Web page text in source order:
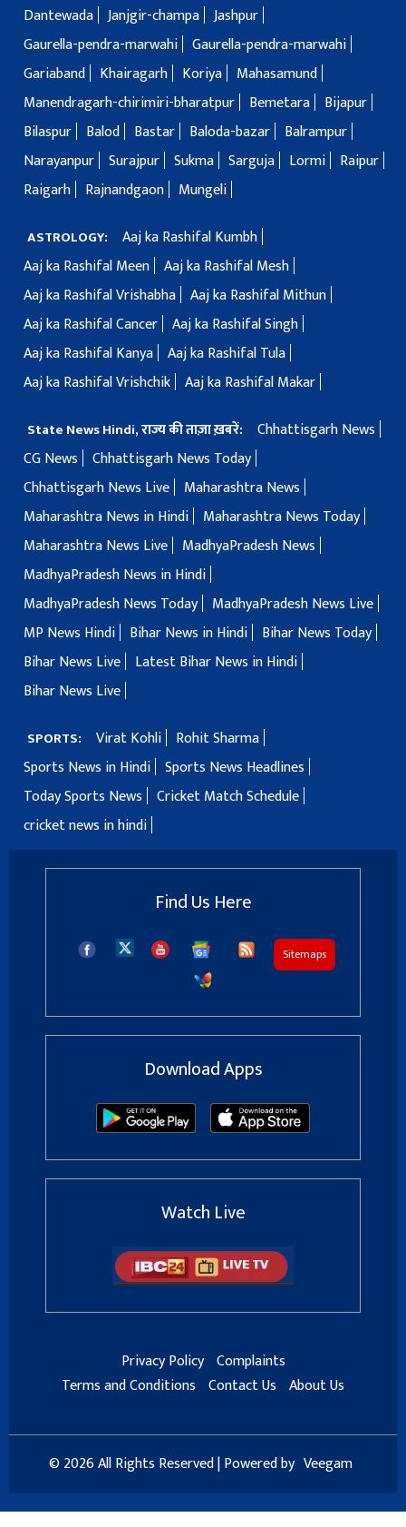
Dantewada Janjgir-champa Jashpur
Gaurella-pendra-marwahi Gaurella-pendra-marwahi
Gariaband
Khairagarh Koriya
Mahasamund
Manendragarh-chirimiri-bharatpur
Bemetara
Bijapur
Bilaspur
Balod Bastar Baloda-bazar
Balrampur
Narayanpur Surajpur Sukma Sarguja Lormi
Raipur
Raigarh
Rajnandgaon Mungeli
ASTROLOGY:
Aaj ka Rashifal Kumbh
Aaj ka Rashifal Meen Aaj ka Rashifal Mesh
Aaj ka Rashifal Vrishabha Aaj ka Rashifal Mithun
Aaj ka Rashifal Cancer Aaj ka Rashifal Singh
Aaj ka Rashifal Kanya Aaj ka Rashifal Tula
Aaj ka Rashifal Vrishchik Aaj ka Rashifal Makar
State News Hindi, राज्य की ताज़ा ख़बरें:
Chhattisgarh News
CG News
Chhattisgarh News Today
Chhattisgarh News Live
Maharashtra News
Maharashtra News in Hindi
Maharashtra News Today
Maharashtra News Live
MadhyaPradesh News
MadhyaPradesh News in Hindi
MadhyaPradesh News Today
MadhyaPradesh News Live
MP News Hindi
Bihar News in Hindi
Bihar News Today
Bihar News Live
Latest Bihar News in Hindi
Bihar News Live
SPORTS: Virat Kohli
Rohit Sharma
Sports News in Hindi Sports News Headlines
Today Sports News
Cricket Match Schedule
cricket news in hindi
Find Us Here
Sitemaps
Download Apps
Watch Live
Privacy Policy Complaints
Terms and Conditions Contact Us About Us
© 2026 All Rights Reserved | Powered by Veegam